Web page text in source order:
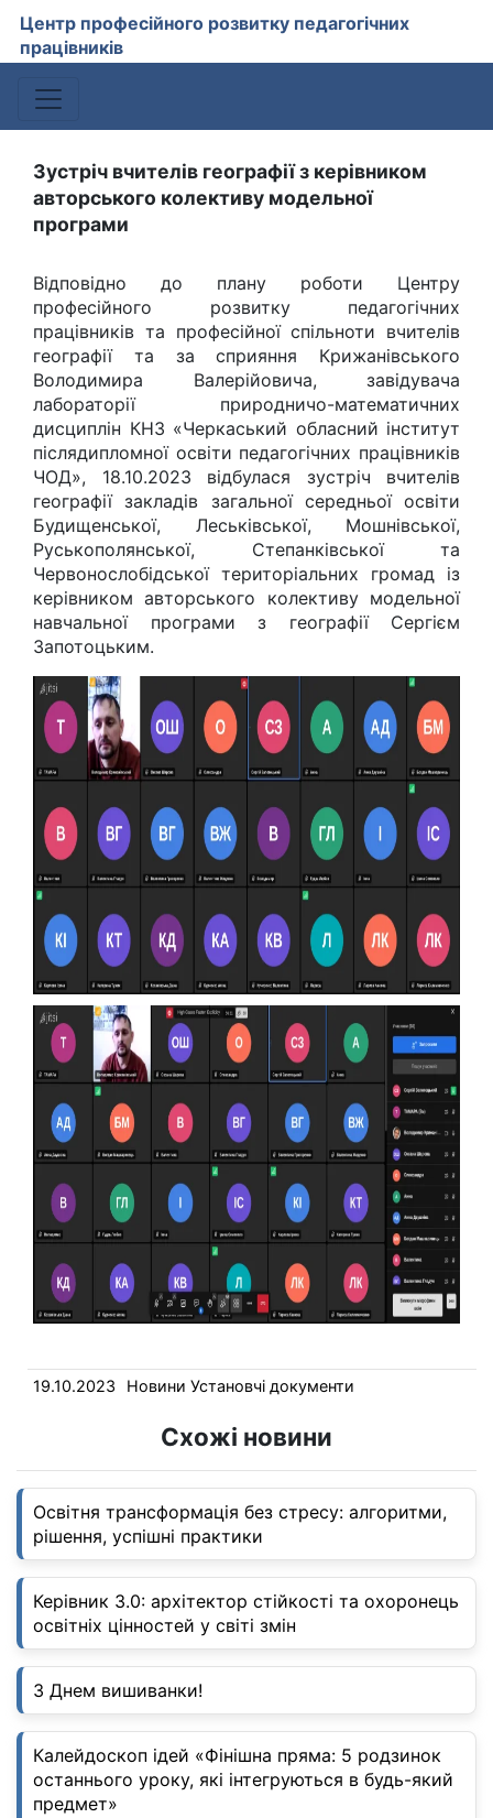
Центр професійного розвитку педагогічних
працівників
Зустріч вчителів географії з керівником
авторського колективу модельної
програми
Відповідно до плану роботи Центру
професійного розвитку педагогічних
працівників та професійної спільноти вчителів
географії та за сприяння Крижанівського
Володимира Валерійовича, завідувача
лабораторії природничо-математичних
дисциплін КНЗ «Черкаський обласний інститут
післядипломної освіти педагогічних працівників
ЧОД», 18.10.2023 відбулася зустріч вчителів
географії закладів загальної середньої освіти
Будищенської, Леськівської, Мошнівської,
Руськополянської, Степанківської та
Червонослобідської територіальних громад із
керівником авторського колективу модельної
навчальної програми з географії Сергієм
Запотоцьким.
19.10.2023 Новини Установчі документи
Схожі новини
Освітня трансформація без стресу: алгоритми,
рішення, успішні практики
Керівник 3.0: архітектор стійкості та охоронець
освітніх цінностей у світі змін
З Днем вишиванки!
Калейдоскоп ідей «Фінішна пряма: 5 родзинок
останнього уроку, які інтегруються в будь-який
предмет»